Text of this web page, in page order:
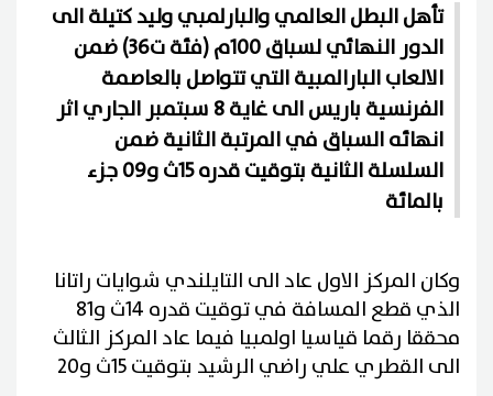
تأهل البطل العالمي والبارلمبي وليد كتيلة الى
الدور النهائي لسباق 100م (فئة ت36) ضمن
الالعاب البارالمبية التي تتواصل بالعاصمة
الفرنسية باريس الى غاية 8 سبتمبر الجاري اثر
انهائه السباق في المرتبة الثانية ضمن
السلسلة الثانية بتوقيت قدره 15ث و09 جزء
بالمائة
وكان المركز الاول عاد الى التايلندي شوايات راتانا
الذي قطع المسافة في توقيت قدره 14ث و81
محققا رقما قياسيا اولمبيا فيما عاد المركز الثالث
الى القطري علي راضي الرشيد بتوقيت 15ث و20